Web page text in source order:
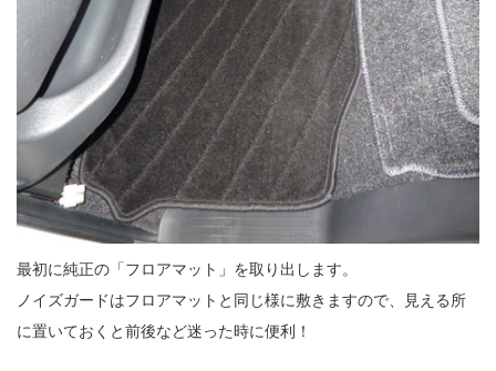
最初に純正の「フロアマット」を取り出します。
ノイズガードはフロアマットと同じ様に敷きますので、見える所
に置いておくと前後など迷った時に便利！